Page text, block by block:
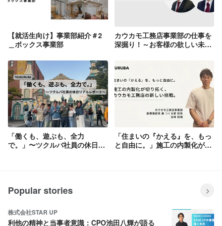
【就活生向け】事業部紹介＃2
＿ボックス事業部
カウカモ工務店事業部の仕事を
深掘り！～お客様の欲しい未来
「働くも、遊ぶも、全力
で。」〜ツクルバ社員の休日リ
「住まいの『かえる』を、もっ
と自由に。」施工の内製化が切
Popular stories
株式会社STAR UP
利他の精神と当事者意識：CPO池田八輝が語る